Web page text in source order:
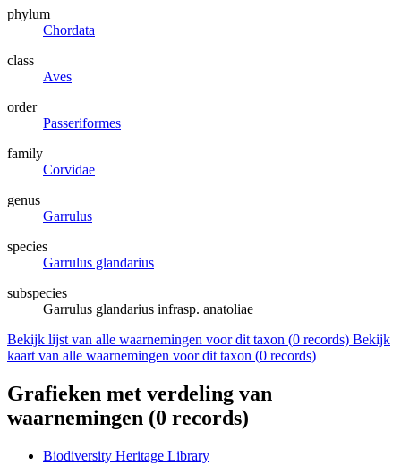
phylum
Chordata
class
Aves
order
Passeriformes
family
Corvidae
genus
Garrulus
species
Garrulus glandarius
subspecies
Garrulus glandarius infrasp. anatoliae
Bekijk lijst van alle waarnemingen voor dit taxon (0 records) Bekijk
kaart van alle waarnemingen voor dit taxon (0 records)
Grafieken met verdeling van
waarnemingen (0 records)
Biodiversity Heritage Library